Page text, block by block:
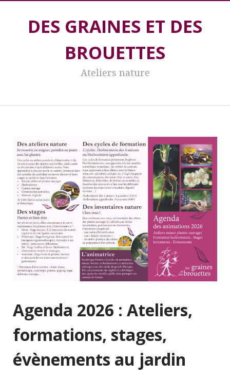
DES GRAINES ET DES
BROUETTES
Ateliers nature
Agenda 2026 : Ateliers,
formations, stages,
évènements au jardin